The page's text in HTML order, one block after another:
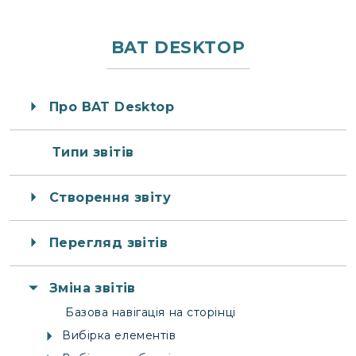
BAT DESKTOP
Про BAT Desktop
Типи звітів
Створення звіту
Перегляд звітів
Зміна звітів
Базова навігація на сторінці
Вибірка елементів